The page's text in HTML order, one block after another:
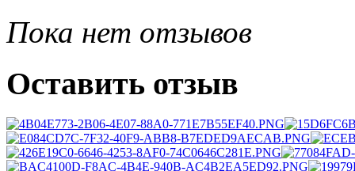
Пока нет отзывов
Оставить отзыв